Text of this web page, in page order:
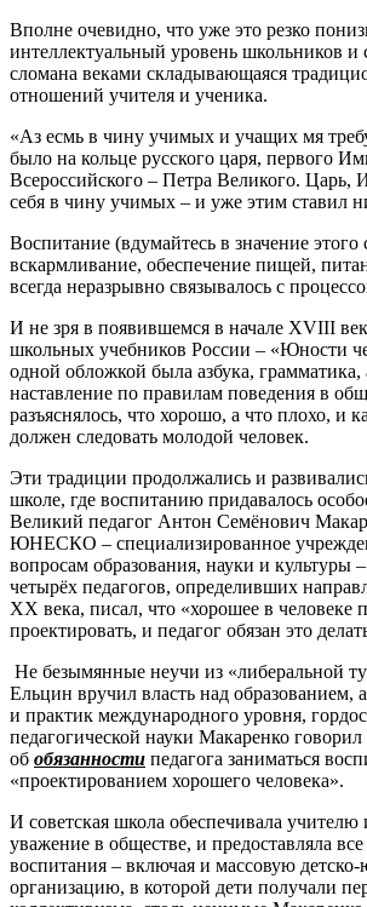
Вполне очевидно, что уже это резко
интеллектуальный уровень школьников и
сломана веками складывающаяся
отношений учителя и ученика.
«Аз есмь в чину учимых и учащих мя
было на кольце русского царя, первого
Всероссийского – Петра Великого. Царь,
себя в чину учимых – и уже этим ставил
Воспитание (вдумайтесь в значение этого
вскармливание, обеспечение пищей,
всегда неразрывно связывалось с
И не зря в появившемся в начале XVIII
школьных учебников России – «Юности
одной обложкой была азбука,
наставление по правилам поведения в
разъяснялось, что хорошо, а что плохо, и
должен следовать молодой человек.
Эти традиции продолжались и
школе, где воспитанию придавалось
Великий педагог Антон Семёнович
ЮНЕСКО – специализированное
вопросам образования, науки и культуры
четырёх педагогов, определивших
ХХ века, писал, что «хорошее в человеке
проектировать, и педагог обязан это
Не безымянные неучи из «либеральной
Ельцин вручил власть над образованием,
и практик международного уровня,
педагогической науки Макаренко говорил
об обязанности педагога заниматься
«проектированием хорошего человека».
И советская школа обеспечивала учителю
уважение в обществе, и предоставляла
воспитания – включая и массовую
организацию, в которой дети получали